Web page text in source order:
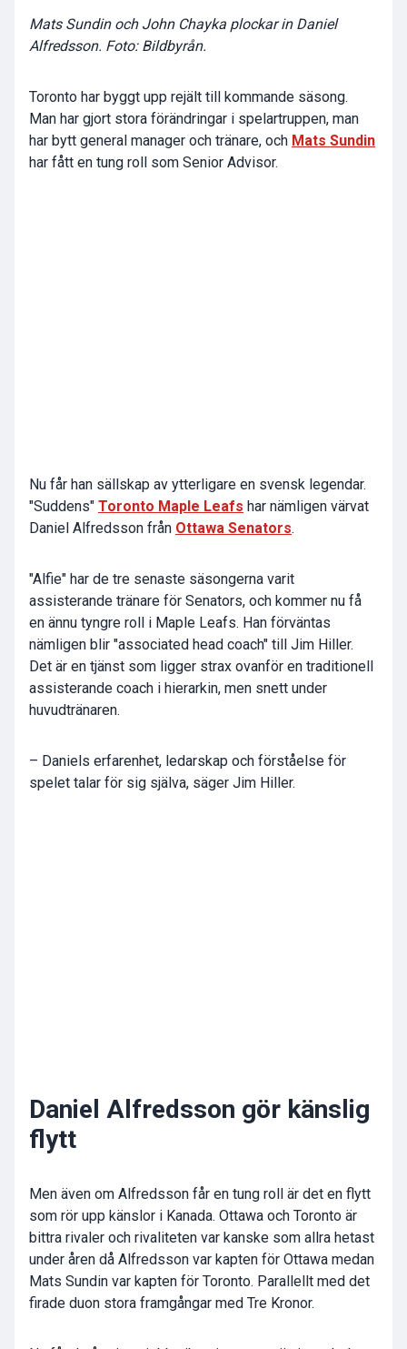
Mats Sundin och John Chayka plockar in Daniel
Alfredsson. Foto: Bildbyrån.
Toronto har byggt upp rejält till kommande säsong.
Man har gjort stora förändringar i spelartruppen, man
har bytt general manager och tränare, och Mats Sundin
har fått en tung roll som Senior Advisor.
Nu får han sällskap av ytterligare en svensk legendar.
"Suddens" Toronto Maple Leafs har nämligen värvat
Daniel Alfredsson från Ottawa Senators.
"Alfie" har de tre senaste säsongerna varit
assisterande tränare för Senators, och kommer nu få
en ännu tyngre roll i Maple Leafs. Han förväntas
nämligen blir "associated head coach" till Jim Hiller.
Det är en tjänst som ligger strax ovanför en traditionell
assisterande coach i hierarkin, men snett under
huvudtränaren.
– Daniels erfarenhet, ledarskap och förståelse för
spelet talar för sig själva, säger Jim Hiller.
Daniel Alfredsson gör känslig
flytt
Men även om Alfredsson får en tung roll är det en flytt
som rör upp känslor i Kanada. Ottawa och Toronto är
bittra rivaler och rivaliteten var kanske som allra hetast
under åren då Alfredsson var kapten för Ottawa medan
Mats Sundin var kapten för Toronto. Parallellt med det
firade duon stora framgångar med Tre Kronor.